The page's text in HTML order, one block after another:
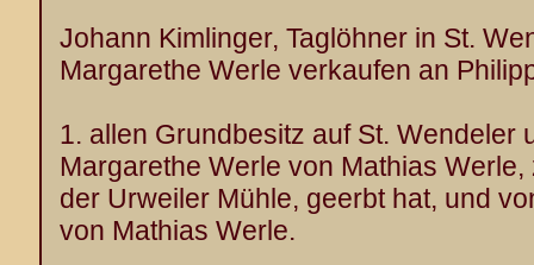
Johann Kimlinger, Taglöhner in St.
Margarethe Werle verkaufen an
1. allen Grundbesitz auf St. Wendeler
Margarethe Werle von Mathias
der Urweiler Mühle, geerbt hat, und
von Mathias Werle.